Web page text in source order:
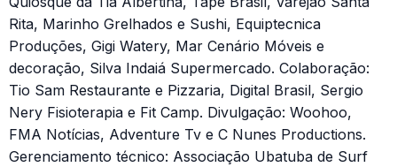
Rita, Marinho Grelhados e Sushi, Equiptecnica
Produções, Gigi Watery, Mar Cenário Móveis e
decoração, Silva Indaiá Supermercado. Colaboração:
Tio Sam Restaurante e Pizzaria, Digital Brasil, Sergio
Nery Fisioterapia e Fit Camp. Divulgação: Woohoo,
FMA Notícias, Adventure Tv e C Nunes Productions.
Gerenciamento técnico: Associação Ubatuba de Surf